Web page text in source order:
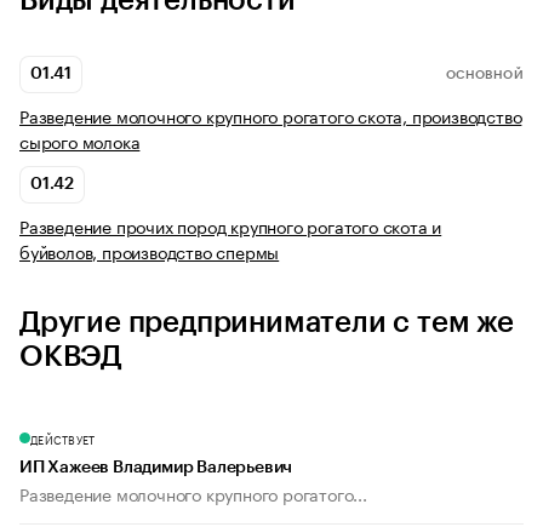
01.41 ОСНОВНОЙ
Разведение молочного крупного рогатого скота, производство
сырого молока
01.42
Разведение прочих пород крупного рогатого скота и
буйволов, производство спермы
Другие предприниматели с тем же
ОКВЭД
ДЕЙСТВУЕТ
ИП Хажеев Владимир Валерьевич
Разведение молочного крупного рогатого...